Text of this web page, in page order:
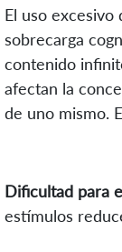
El uso excesivo
sobrecarga
contenido
afectan la
de uno mismo.
Dificultad para
estímulos